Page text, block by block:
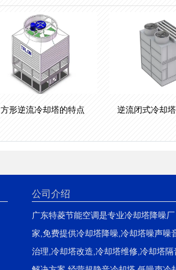
方形逆流冷却塔的特点
逆流闭式冷却
公司介绍
广东特菱节能空调是专业冷却塔降噪厂
家,免费提供冷却塔降噪,冷却塔噪声噪
治理,冷却塔改造,冷却塔维修,冷却塔隔